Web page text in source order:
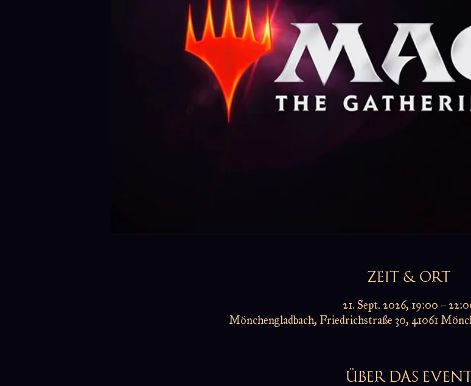
ZEIT & ORT
21. Sept. 2026, 19:00 –
Mönchengladbach, Friedrichstraße 30, 41061
ÜBER DAS